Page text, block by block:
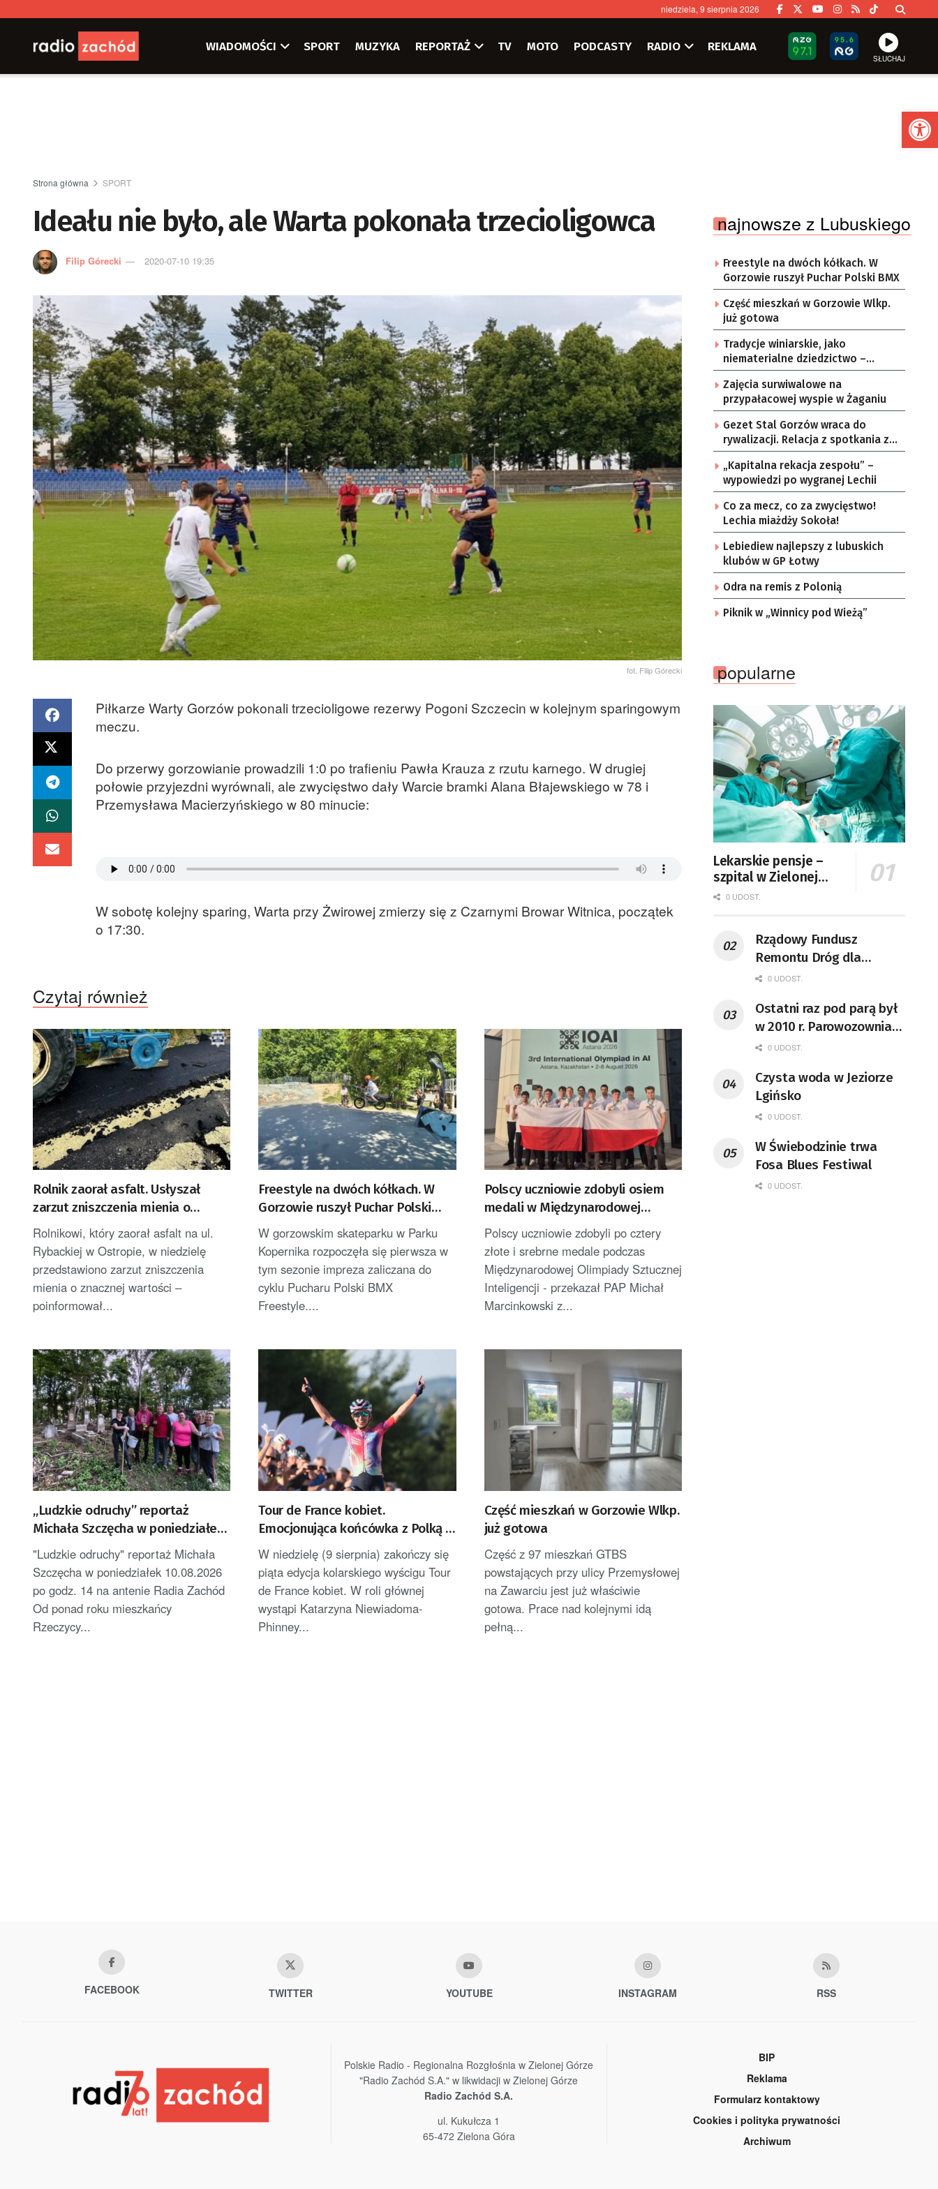
niedziela, 9 sierpnia 2026
WIADOMOŚCI SPORT MUZYKA REPORTAŻ TV MOTO PODCASTY RADIO REKLAMA
SŁUCHAJ
Strona główna SPORT
Ideału nie było, ale Warta pokonała trzecioligowca
Filip Górecki 2020-07-10 19:35
fot. Filip Górecki
Piłkarze Warty Gorzów pokonali trzecioligowe rezerwy Pogoni Szczecin w kolejnym sparingowym
meczu.
Do przerwy gorzowianie prowadzili 1:0 po trafieniu Pawła Krauza z rzutu karnego. W drugiej
połowie przyjezdni wyrównali, ale zwycięstwo dały Warcie bramki Alana Błajewskiego w 78 i
Przemysława Macierzyńskiego w 80 minucie:
W sobotę kolejny sparing, Warta przy Żwirowej zmierzy się z Czarnymi Browar Witnica, początek
o 17:30.
Czytaj również
Rolnik zaorał asfalt. Usłyszał
zarzut zniszczenia mienia o
znacznej wartości
Rolnikowi, który zaorał asfalt na ul.
Rybackiej w Ostropie, w niedzielę
przedstawiono zarzut zniszczenia
mienia o znacznej wartości –
poinformował...
Freestyle na dwóch kółkach. W
Gorzowie ruszył Puchar Polski
BMX
W gorzowskim skateparku w Parku
Kopernika rozpoczęła się pierwsza w
tym sezonie impreza zaliczana do
cyklu Pucharu Polski BMX
Freestyle....
Polscy uczniowie zdobyli osiem
medali w Międzynarodowej
Olimpiadzie Sztucznej Inteligencji
Polscy uczniowie zdobyli po cztery
złote i srebrne medale podczas
Międzynarodowej Olimpiady Sztucznej
Inteligencji - przekazał PAP Michał
Marcinkowski z...
„Ludzkie odruchy” reportaż
Michała Szczęcha w poniedziałek
po godz. 14
"Ludzkie odruchy" reportaż Michała
Szczęcha w poniedziałek 10.08.2026
po godz. 14 na antenie Radia Zachód
Od ponad roku mieszkańcy
Rzeczycy...
Tour de France kobiet.
Emocjonująca końcówka z Polką w
roli głównej
W niedzielę (9 sierpnia) zakończy się
piąta edycja kolarskiego wyścigu Tour
de France kobiet. W roli głównej
wystąpi Katarzyna Niewiadoma-
Phinney...
Część mieszkań w Gorzowie Wlkp.
już gotowa
Część z 97 mieszkań GTBS
powstających przy ulicy Przemysłowej
na Zawarciu jest już właściwie
gotowa. Prace nad kolejnymi idą
pełną...
najnowsze z Lubuskiego
Freestyle na dwóch kółkach. W
Gorzowie ruszył Puchar Polski BMX
Część mieszkań w Gorzowie Wlkp.
już gotowa
Tradycje winiarskie, jako
niematerialne dziedzictwo –
konsultacje i projekt
Zajęcia surwiwalowe na
przypałacowej wyspie w Żaganiu
Gezet Stal Gorzów wraca do
rywalizacji. Relacja z spotkania z
częstochowskimi lwami u nas!
„Kapitalna rekacja zespołu” –
wypowiedzi po wygranej Lechii
Co za mecz, co za zwycięstwo!
Lechia miażdży Sokoła!
Lebiediew najlepszy z lubuskich
klubów w GP Łotwy
Odra na remis z Polonią
Piknik w „Winnicy pod Wieżą”
popularne
Lekarskie pensje –
szpital w Zielonej
Górze podaje dane
0 UDOST.
Rządowy Fundusz
Remontu Dróg dla
województwa lubuskiego
0 UDOST.
Ostatni raz pod parą był
w 2010 r. Parowozownia
Wolsztyn rozpocznie
65
0 UDOST.
Czysta woda w Jeziorze
Lgińsko
0 UDOST.
W Świebodzinie trwa
Fosa Blues Festiwal
0 UDOST.
FACEBOOK TWITTER YOUTUBE INSTAGRAM RSS
Polskie Radio - Regionalna Rozgłośnia w Zielonej Górze
"Radio Zachód S.A." w likwidacji w Zielonej Górze
Radio Zachód S.A.
ul. Kukułcza 1
65-472 Zielona Góra
BIP
Reklama
Formularz kontaktowy
Cookies i polityka prywatności
Archiwum